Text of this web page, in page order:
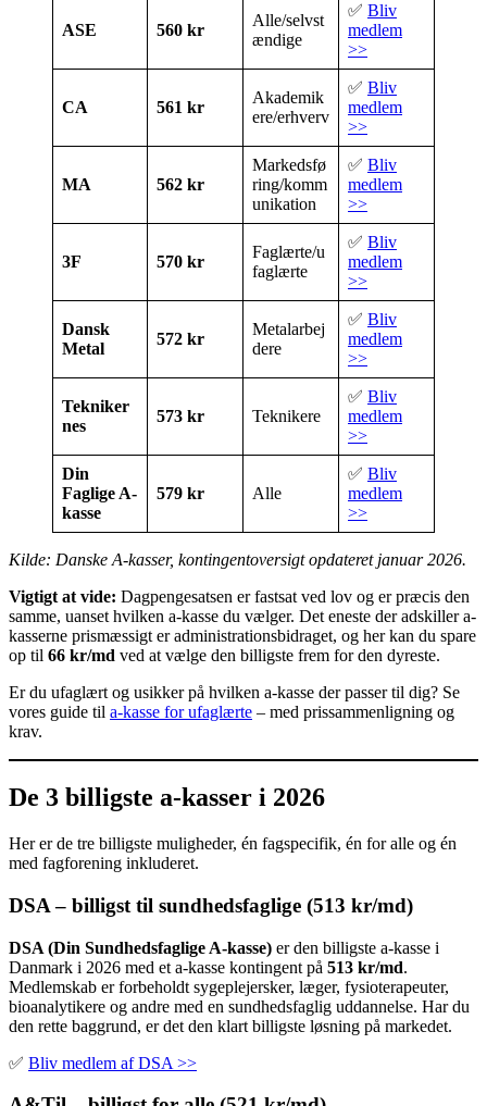
ASE 560 kr
Alle/selvst
ændige
✅ Bliv
medlem
>>
CA 561 kr
Akademik
ere/erhverv
✅ Bliv
medlem
>>
MA 562 kr
Markedsfø
ring/komm
unikation
✅ Bliv
medlem
>>
3F 570 kr
Faglærte/u
faglærte
✅ Bliv
medlem
>>
Dansk
Metal
572 kr
Metalarbej
dere
✅ Bliv
medlem
>>
Tekniker
nes
573 kr Teknikere
✅ Bliv
medlem
>>
Din
Faglige A-
kasse
579 kr Alle
✅ Bliv
medlem
>>
Kilde: Danske A-kasser, kontingentoversigt opdateret januar 2026.
Vigtigt at vide: Dagpengesatsen er fastsat ved lov og er præcis den
samme, uanset hvilken a-kasse du vælger. Det eneste der adskiller a-
kasserne prismæssigt er administrationsbidraget, og her kan du spare
op til 66 kr/md ved at vælge den billigste frem for den dyreste.
Er du ufaglært og usikker på hvilken a-kasse der passer til dig? Se
vores guide til a-kasse for ufaglærte – med prissammenligning og
krav.
De 3 billigste a-kasser i 2026
Her er de tre billigste muligheder, én fagspecifik, én for alle og én
med fagforening inkluderet.
DSA – billigst til sundhedsfaglige (513 kr/md)
DSA (Din Sundhedsfaglige A-kasse) er den billigste a-kasse i
Danmark i 2026 med et a-kasse kontingent på 513 kr/md.
Medlemskab er forbeholdt sygeplejersker, læger, fysioterapeuter,
bioanalytikere og andre med en sundhedsfaglig uddannelse. Har du
den rette baggrund, er det den klart billigste løsning på markedet.
✅ Bliv medlem af DSA >>